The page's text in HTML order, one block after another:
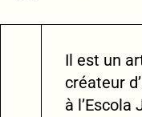
Il est un
créateur
à